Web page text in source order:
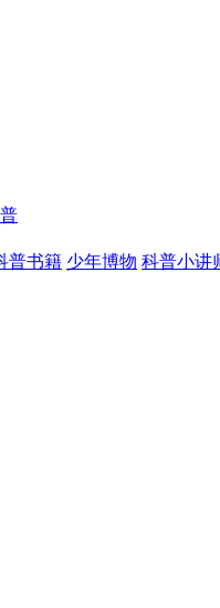
普书籍 少年博物 科普小讲